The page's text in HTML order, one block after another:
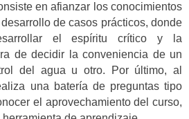
en afianzar los conocimientos
de casos prácticos, donde
el espíritu crítico y la
de decidir la conveniencia de un
del agua u otro. Por último, al
una batería de preguntas tipo
el aprovechamiento del curso,